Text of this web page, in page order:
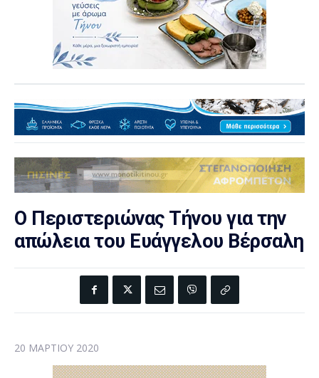
Ο Περιστεριώνας Τήνου για την
απώλεια του Ευάγγελου Βέρσαλη
20 ΜΑΡΤΊΟΥ 2020